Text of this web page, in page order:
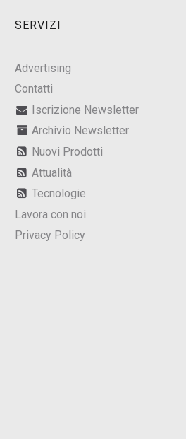
SERVIZI
Advertising
Contatti
Iscrizione Newsletter
Archivio Newsletter
Nuovi Prodotti
Attualità
Tecnologie
Lavora con noi
Privacy Policy